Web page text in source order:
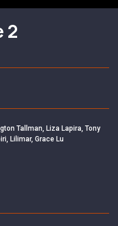
2
Tallman, Liza Lapira, Tony
Lilimar, Grace Lu